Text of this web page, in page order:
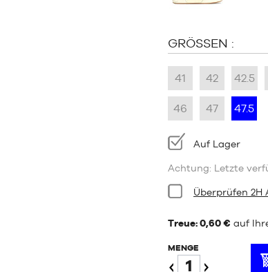
GRÖSSEN :
41 42 42.5
46 47 47.5
Verfügbarkeit:
Auf Lager
Achtung: Letzte
Bedingung:
Neun
Überprüfen 2H
Treue: 0,60 € auf
MENGE